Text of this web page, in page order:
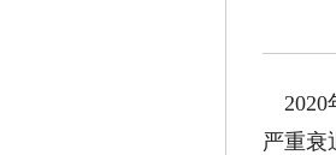
2020
严重衰